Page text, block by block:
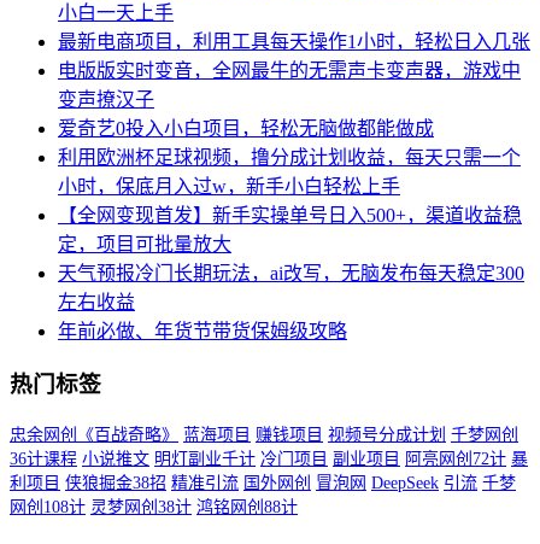
小白一天上手
最新电商项目，利用工具每天操作1小时，轻松日入几张
电版版实时变音，全网最牛的无需声卡变声器，游戏中
变声撩汉子
爱奇艺0投入小白项目，轻松无脑做都能做成
利用欧洲杯足球视频，撸分成计划收益，每天只需一个
小时，保底月入过w，新手小白轻松上手
【全网变现首发】新手实操单号日入500+，渠道收益稳
定，项目可批量放大
天气预报冷门长期玩法，ai改写，无脑发布每天稳定300
左右收益
年前必做、年货节带货保姆级攻略
热门标签
忠余网创《百战奇略》 蓝海项目 赚钱项目 视频号分成计划 千梦网创
36计课程 小说推文 明灯副业千计 冷门项目 副业项目 阿亮网创72计 暴
利项目 侠狼掘金38招 精准引流 国外网创 冒泡网 DeepSeek 引流 千梦
网创108计 灵梦网创38计 鸿铭网创88计